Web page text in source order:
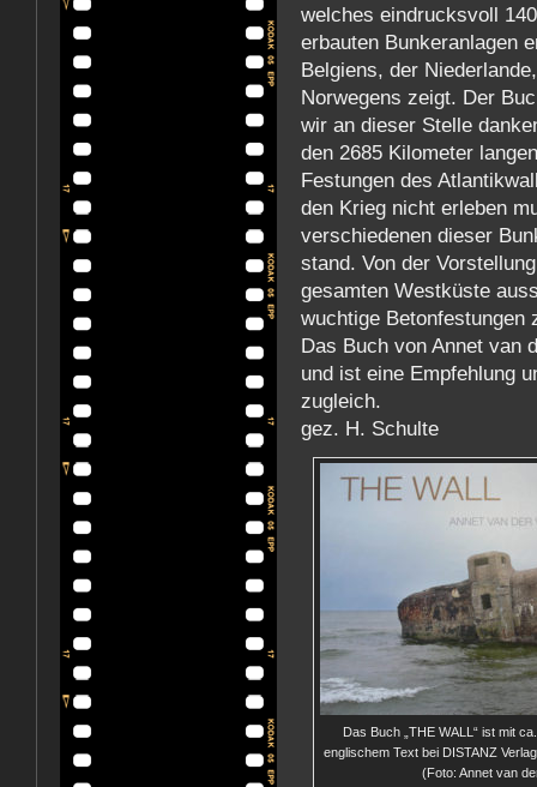
welches eindrucksvoll
erbauten Bunkeranlagen
Belgiens, der
Norwegens zeigt. Der
wir an dieser Stelle
den 2685 Kilometer
Festungen des
den Krieg nicht erleben
verschiedenen dieser
stand. Von der
gesamten Westküste
wuchtige Betonfestungen
Das Buch von Annet van
und ist eine Empfehlung
zugleich.
gez. H. Schulte
Das Buch „THE WALL“ ist mit
englischem Text bei DISTANZ
(Foto: Annet van